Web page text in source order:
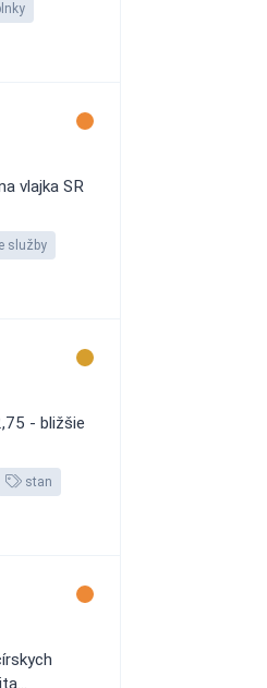
vlajka SR
služby
- bližšie
stan